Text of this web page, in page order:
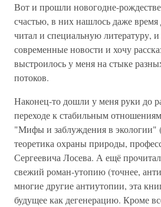
Вот и прошли новогодне-
счастью, в них нашлось даже время
читал и специальную литературу,
современные новости и хочу
выстроилось у меня на стыке
потоков.
Наконец-то дошли у меня руки до
переходе к стабильным
"Мифы и заблуждения в экологии"
теоретика охраны природы,
Сергеевича Лосева. А ещё
свежий роман-утопию (точнее,
многие другие антиутопии, эта
будущее как дегенерацию. Кроме